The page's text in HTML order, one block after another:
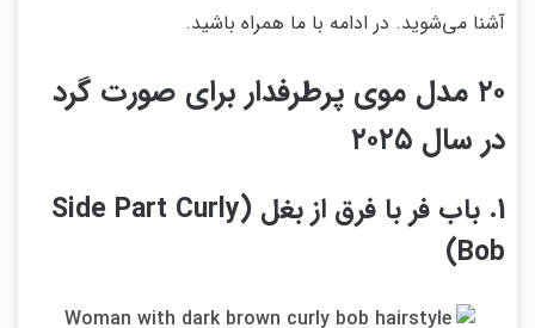
آشنا می‌شوید. در ادامه با ما همراه باشید.
۲۰ مدل موی پرطرفدار برای صورت گرد
در سال ۲۰۲۵
1. باب فر با فرق از بغل (Side Part Curly
Bob)